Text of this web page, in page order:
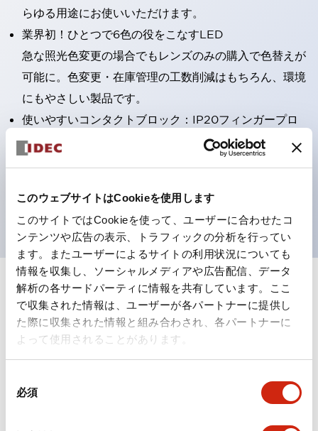
このウェブサイトはCookieを使用します
このサイトではCookieを使って、ユーザーに合わせたコ
ンテンツや広告の表示、トラフィックの分析を行ってい
ます。またユーザーによるサイトの利用状況についても
情報を収集し、ソーシャルメディアや広告配信、データ
解析の各サードパーティに情報を共有しています。ここ
で収集された情報は、ユーザーが各パートナーに提供し
た際に収集された情報と組み合わされ、各パートナーに
よって使用されることがあります。
必須
らゆる用途にお使いいただけます。
業界初！ひとつで6色の役をこなすLED
急な照光色変更の場合でもレンズのみの購入で色替えが
可能に。色変更・在庫管理の工数削減はもちろん、環境
にもやさしい製品です。
使いやすいコンタクトブロック：IP20フィンガープロ
テクション構造、簡単取付け／取外し、ねじ脱落防止、
UL、CSA、TÜV、CCC認証品。
仕様 すべて展開
形状仕様
電気的仕様(照光部定格)
環境仕様